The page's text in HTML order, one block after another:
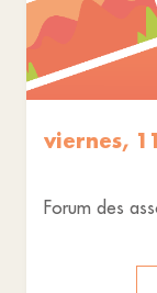
viernes,
Forum des